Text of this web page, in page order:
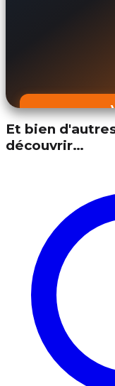
Et bien
découvrir…